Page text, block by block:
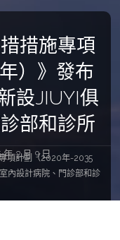
措施專項
）》發布
設JIUYI俱
部和診所
年 2 月 9 日
項計劃（2020年-2035
內設計病院、門診部和診